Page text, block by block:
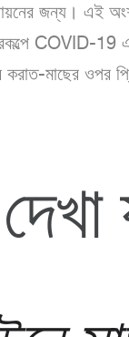
জন্য। এই
COVID-19
করাত-মাছের ওপর